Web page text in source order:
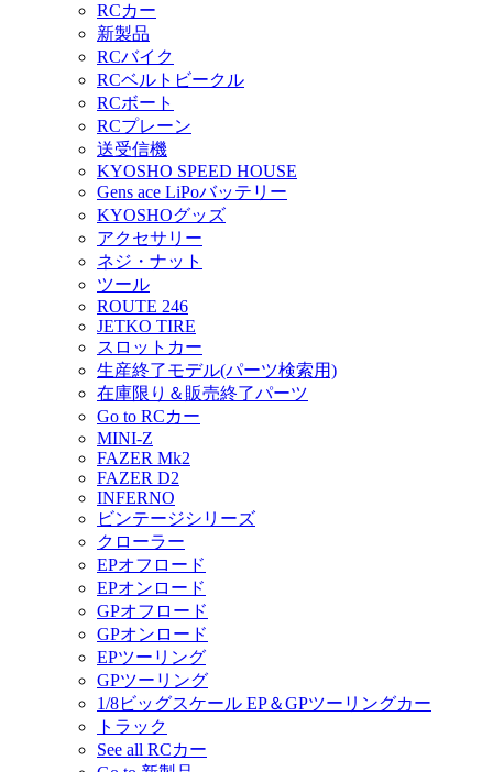
RCカー
新製品
RCバイク
RCベルトビークル
RCボート
RCプレーン
送受信機
KYOSHO SPEED HOUSE
Gens ace LiPoバッテリー
KYOSHOグッズ
アクセサリー
ネジ・ナット
ツール
ROUTE 246
JETKO TIRE
スロットカー
生産終了モデル(パーツ検索用)
在庫限り＆販売終了パーツ
Go to RCカー
MINI-Z
FAZER Mk2
FAZER D2
INFERNO
ビンテージシリーズ
クローラー
EPオフロード
EPオンロード
GPオフロード
GPオンロード
EPツーリング
GPツーリング
1/8ビッグスケール EP＆GPツーリングカー
トラック
See all RCカー